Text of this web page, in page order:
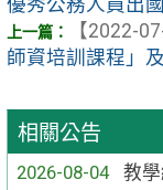
相關公告
2026-08-04
教學
【2022-
師資培訓課程」